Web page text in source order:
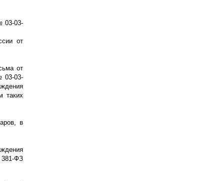
03-03-
от
от
03-03-
таких
в
ФЗ